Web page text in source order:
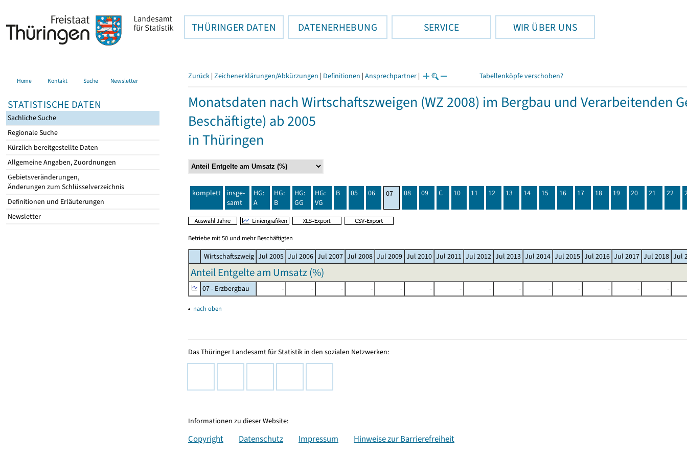
THÜRINGER DATEN DATENERHEBUNG SERVICE WIR ÜBER UNS
Home Kontakt Suche Newsletter
STATISTISCHE DATEN
Sachliche Suche
Regionale Suche
Kürzlich bereitgestellte Daten
Allgemeine Angaben, Zuordnungen
Gebietsveränderungen,
Änderungen zum Schlüsselverzeichnis
Definitionen und Erläuterungen
Newsletter
Zurück | Zeichenerklärungen/Abkürzungen | Definitionen | Ansprechpartner | Tabellenköpfe verschoben?
Monatsdaten nach Wirtschaftszweigen (WZ 2008) im Bergbau und Verarbeitenden
Beschäftigte) ab 2005
in Thüringen
komplett
insge-
samt
HG:
A
HG:
B
HG:
GG
HG:
VG
B 05 06 07 08 09 C 10 11 12 13 14 15 16 17 18 19 20 21 22
Betriebe mit 50 und mehr Beschäftigten
Wirtschaftszweig Jul 2005 Jul 2006 Jul 2007 Jul 2008 Jul 2009 Jul 2010 Jul 2011 Jul 2012 Jul 2013 Jul 2014 Jul 2015 Jul 2016 Jul 2017 Jul 2018 Jul
Anteil Entgelte am Umsatz (%)
07 - Erzbergbau - - - - - - - - - - - - - -
▴ nach oben
Das Thüringer Landesamt für Statistik in den sozialen Netzwerken:
Informationen zu dieser Website:
Copyright Datenschutz Impressum Hinweise zur Barrierefreiheit